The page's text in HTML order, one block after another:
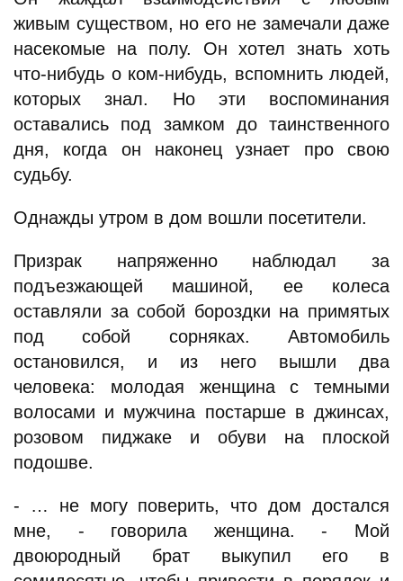
живым существом, но его не замечали даже
насекомые на полу. Он хотел знать хоть
что-нибудь о ком-нибудь, вспомнить людей,
которых знал. Но эти воспоминания
оставались под замком до таинственного
дня, когда он наконец узнает про свою
судьбу.
Однажды утром в дом вошли посетители.
Призрак напряженно наблюдал за
подъезжающей машиной, ее колеса
оставляли за собой бороздки на примятых
под собой сорняках. Автомобиль
остановился, и из него вышли два
человека: молодая женщина с темными
волосами и мужчина постарше в джинсах,
розовом пиджаке и обуви на плоской
подошве.
- … не могу поверить, что дом достался
мне, - говорила женщина. - Мой
двоюродный брат выкупил его в